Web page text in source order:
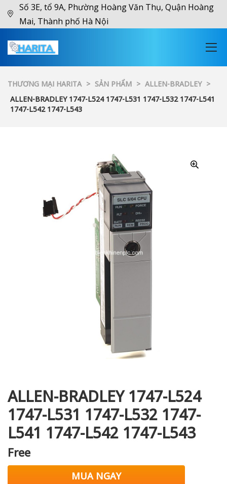
Số 3E, tổ 9A, Phường Hoàng Văn Thụ, Quận Hoàng
Mai, Thành phố Hà Nội
THƯƠNG MẠI HARITA > SẢN PHẨM > ALLEN-BRADLEY >
ALLEN-BRADLEY 1747-L524 1747-L531 1747-L532 1747-L541
1747-L542 1747-L543
ALLEN-BRADLEY 1747-L524
1747-L531 1747-L532 1747-
L541 1747-L542 1747-L543
Free
MUA NGAY